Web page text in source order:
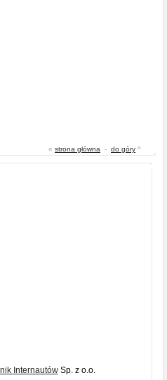
« strona główna - do góry ^
InternautówSp. z o.o.